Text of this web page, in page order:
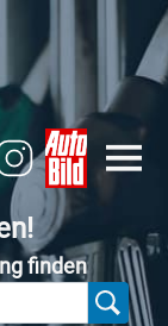
finden